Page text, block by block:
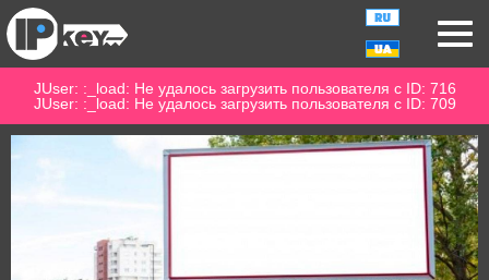
JUser: :_load: Не удалось загрузить пользователя с ID: 716
JUser: :_load: Не удалось загрузить пользователя с ID: 709